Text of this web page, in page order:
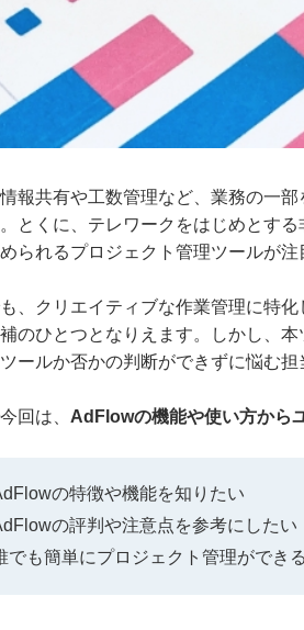
報共有や工数管理など、業務の一
とくに、テレワークをはじめとす
られるプロジェクト管理ツールが注
、クリエイティブな作業管理に特
のひとつとなりえます。しかし、
ールか否かの判断ができずに悩む
回は、 AdFlowの機能や使い方から
の特徴や機能を知りたい
の評判や注意点を参考にしたい
でも簡単にプロジェクト管理ができ